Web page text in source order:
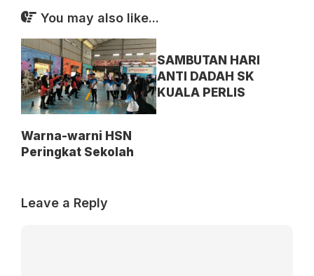
You may also like...
Warna-warni HSN
Peringkat Sekolah
SAMBUTAN HARI
ANTI DADAH SK
KUALA PERLIS
Leave a Reply